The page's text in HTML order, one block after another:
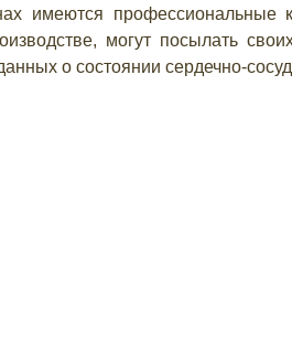
имеются профессиональные
могут посылать
о состоянии сердечно-